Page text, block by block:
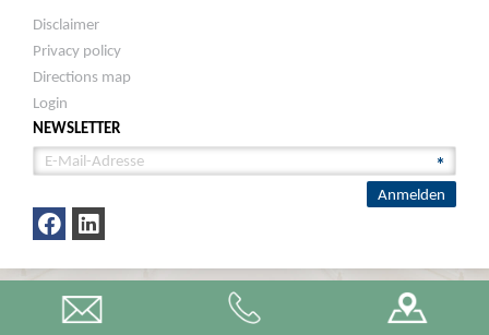
Disclaimer
Privacy policy
Directions map
Login
NEWSLETTER